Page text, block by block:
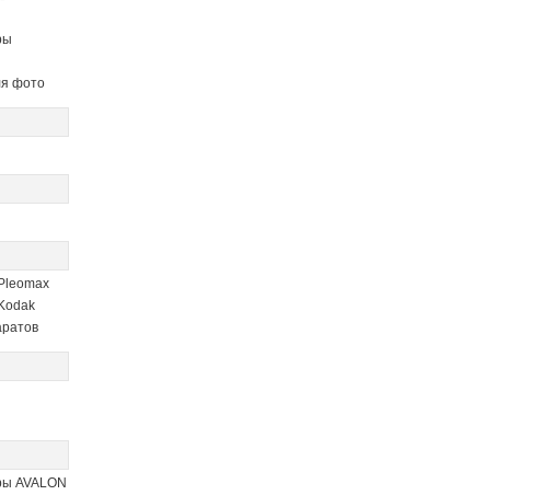
фото
AVALON